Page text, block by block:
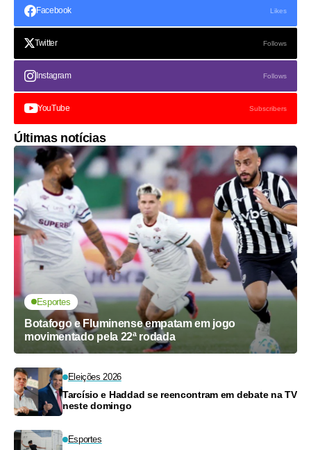
Facebook Likes
Twitter Follows
Instagram Follows
YouTube Subscribers
Últimas notícias
Esportes
Botafogo e Fluminense empatam em jogo
movimentado pela 22ª rodada
Eleições 2026
Tarcísio e Haddad se reencontram em debate na TV
neste domingo
Esportes